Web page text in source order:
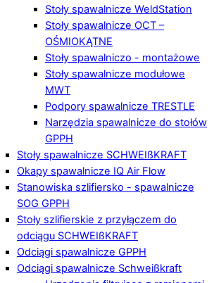
Stoły spawalnicze WeldStation
Stoły spawalnicze OCT –
OŚMIOKĄTNE
Stoły spawalniczo - montażowe
Stoły spawalnicze modułowe
MWT
Podpory spawalnicze TRESTLE
Narzędzia spawalnicze do stołów
GPPH
Stoły spawalnicze SCHWEIßKRAFT
Okapy spawalnicze IQ Air Flow
Stanowiska szlifiersko - spawalnicze
SOG GPPH
Stoły szlifierskie z przyłączem do
odciągu SCHWEIßKRAFT
Odciągi spawalnicze GPPH
Odciągi spawalnicze Schweißkraft